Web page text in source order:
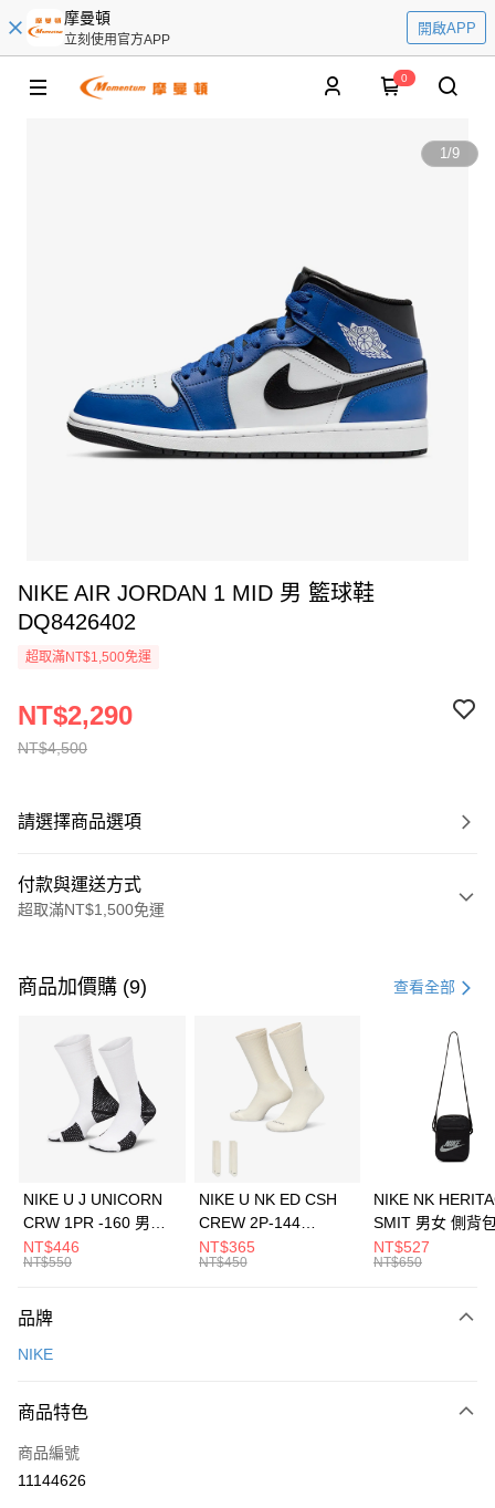
摩曼頓
立刻使用官方APP
開啟APP
0
1/9
NIKE AIR JORDAN 1 MID 男 籃球鞋
DQ8426402
超取滿NT$1,500免運
NT$4,500
NT$2,290
請選擇商品選項
付款與運送方式
超取滿NT$1,500免運
信用卡一次付款
3 期 0 利率 每期 21家銀行
合作金庫商業銀行
第一商業銀行
華南商業銀行
彰化商業銀行
上海商業儲蓄銀行
元大商業銀行
台灣樂天信用卡公司
Apple Pay
全盈+PAY
AFTEE先享後付
【關於「AFTEE先享後付」】
便利好安心！
３．安心：先確認商品／服務後，再付款。
【「AFTEE先享後付」結帳流程】
１．於結帳方式選擇「AFTEE先享後付」後，將跳轉至「AFTEE先享後付」
運送方式
每筆NT$100，滿NT$1,500(含以上)免運費
宅配
每筆NT$100，滿NT$1,500(含以上)免運費
商品加價購 (9) 查看全部
NIKE U J UNICORN
CRW 1PR -160 男女
中統襪 FZ3393100
NT$446
NT$550
NIKE U NK ED CSH
CREW 2P-144
EMBRDY 男女 短統襪
FZ3073133
NT$365
NT$450
NIKE NK
SMIT 男女 側背
BA5871010
NT$527
NT$650
品牌
NIKE
商品特色
商品編號
11144626